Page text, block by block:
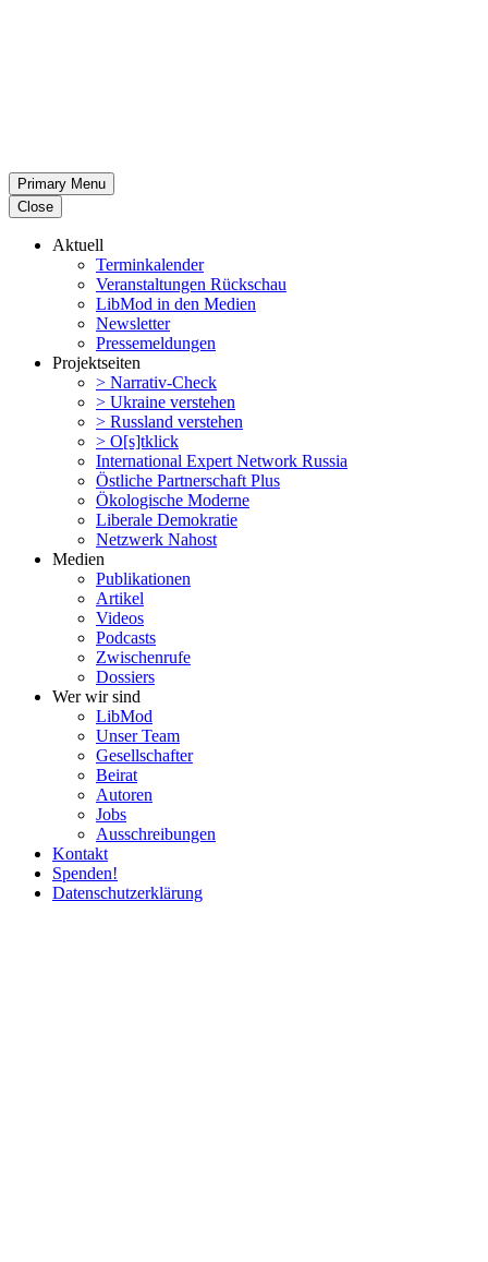
Primary Menu
Close
Aktuell
Termin­ka­lender
Veran­stal­tungen Rückschau
LibMod in den Medien
Newsletter
Presse­mel­dungen
Projekt­seiten
> Narrativ-Check
> Ukraine verstehen
> Russland verstehen
> O[s]tklick
Inter­na­tional Expert Network Russia
Östliche Partner­schaft Plus
Ökolo­gische Moderne
Liberale Demokratie
Netzwerk Nahost
Medien
Publi­ka­tionen
Artikel
Videos
Podcasts
Zwischenrufe
Dossiers
Wer wir sind
LibMod
Unser Team
Gesell­schafter
Beirat
Autoren
Jobs
Ausschrei­bungen
Kontakt
Spenden!
Daten­schutz­er­klärung